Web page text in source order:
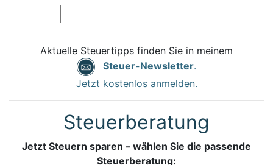
Aktuelle Steuertipps finden Sie in meinem
Steuer-Newsletter.
Jetzt kostenlos anmelden.
Steuerberatung
Jetzt Steuern sparen – wählen Sie die passende
Steuerberatung: